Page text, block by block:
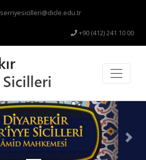
serriyesicilleri@dicle.edu.tr
+90 (412) 241 10 00
Next